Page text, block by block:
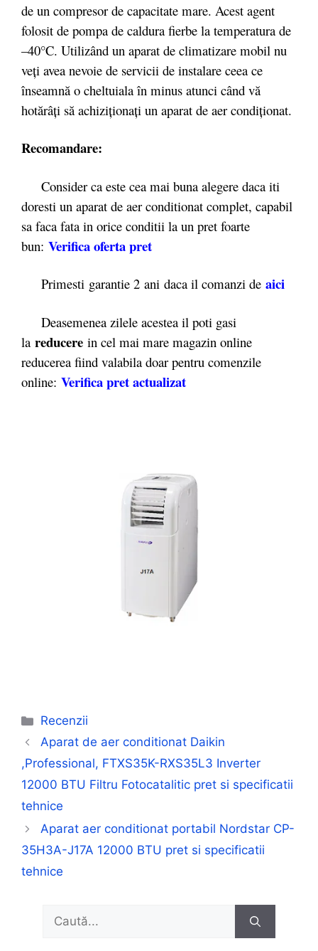
de un compresor de capacitate mare. Acest agent
folosit de pompa de caldura fierbe la temperatura de
–40°C. Utilizând un aparat de climatizare mobil nu
veți avea nevoie de servicii de instalare ceea ce
înseamnă o cheltuiala în minus atunci când vă
hotărâți să achiziționați un aparat de aer condiționat.
Recomandare:
Consider ca este cea mai buna alegere daca iti
doresti un aparat de aer conditionat complet, capabil
sa faca fata in orice conditii la un pret foarte
bun: Verifica oferta pret
Primesti garantie 2 ani daca il comanzi de aici
Deasemenea zilele acestea il poti gasi
la reducere in cel mai mare magazin online
reducerea fiind valabila doar pentru comenzile
online: Verifica pret actualizat
Categorii
Recenzii
Aparat de aer conditionat Daikin
,Professional, FTXS35K-RXS35L3 Inverter
12000 BTU Filtru Fotocatalitic pret si specificatii
tehnice
Aparat aer conditionat portabil Nordstar CP-
35H3A-J17A 12000 BTU pret si specificatii
tehnice
Caută